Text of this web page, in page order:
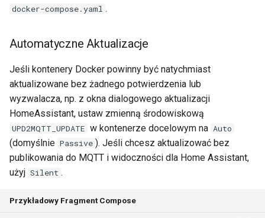
docker-compose.yaml .
Automatyczne Aktualizacje
Jeśli kontenery Docker powinny być natychmiast
aktualizowane bez żadnego potwierdzenia lub
wyzwalacza, np. z okna dialogowego aktualizacji
HomeAssistant, ustaw zmienną środowiskową
UPD2MQTT_UPDATE w kontenerze docelowym na Auto
(domyślnie Passive ). Jeśli chcesz aktualizować bez
publikowania do MQTT i widoczności dla Home Assistant,
użyj Silent .
Przykładowy Fragment Compose